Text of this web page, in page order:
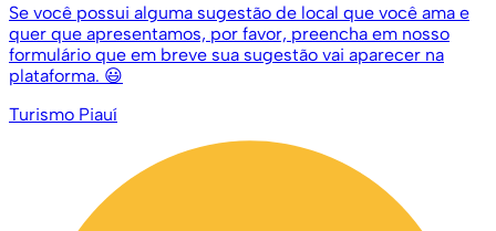
Se você possui alguma sugestão de local que você ama e
quer que apresentamos, por favor, preencha em nosso
formulário que em breve sua sugestão vai aparecer na
plataforma. 😃
Turismo Piauí